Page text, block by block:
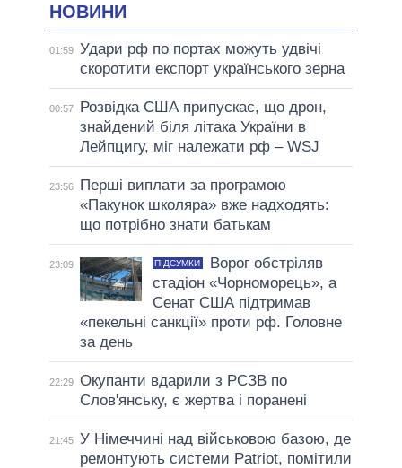
НОВИНИ
01:59 Удари рф по портах можуть удвічі
скоротити експорт українського зерна
00:57
Розвідка США припускає, що дрон,
знайдений біля літака України в
Лейпцигу, міг належати рф – WSJ
23:56
Перші виплати за програмою
«Пакунок школяра» вже надходять:
що потрібно знати батькам
23:09 ПІДСУМКИ
Ворог обстріляв
стадіон «Чорноморець», а
Сенат США підтримав
«пекельні санкції» проти рф. Головне
за день
22:29 Окупанти вдарили з РСЗВ по
Слов'янську, є жертва і поранені
21:45 У Німеччині над військовою базою, де
ремонтують системи Patriot, помітили